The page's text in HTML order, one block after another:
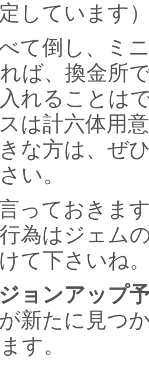
しています
て倒し、ミ
ば、換金所
れることは
は計六体用
な方は、ぜ
い。
っておきま
為はジェム
て下さいね
ョンアップ
新たに見つ
す。